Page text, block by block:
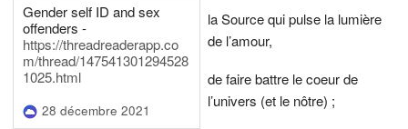
Gender self ID and sex
offenders -
https://threadreaderapp.co
m/thread/147541301294528
1025.html
28 décembre 2021
la Source qui pulse la lumière
de l’amour,
de faire battre le coeur de
l’univers (et le nôtre) ;